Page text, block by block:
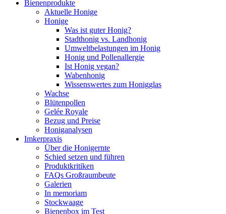
Bienenprodukte
Aktuelle Honige
Honige
Was ist guter Honig?
Stadthonig vs. Landhonig
Umweltbelastungen im Honig
Honig und Pollenallergie
Ist Honig vegan?
Wabenhonig
Wissenswertes zum Honigglas
Wachse
Blütenpollen
Gelée Royale
Bezug und Preise
Honiganalysen
Imkerpraxis
Über die Honigernte
Schied setzen und führen
Produktkritiken
FAQs Großraumbeute
Galerien
In memoriam
Stockwaage
Bienenbox im Test